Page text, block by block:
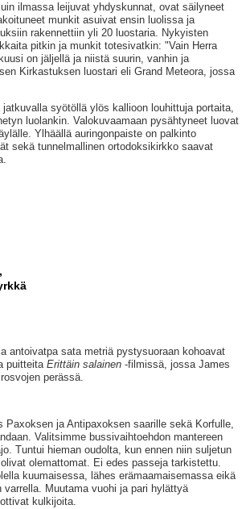
ilmassa leijuvat yhdyskunnat, ovat säilyneet
munkit asuivat ensin luolissa ja
rakennettiin yli 20 luostaria. Nykyisten
pitkin ja munkit totesivatkin: "Vain Herra
on jäljellä ja niistä suurin, vanhin ja
Kirkastuksen luostari eli Grand Meteora, jossa
syötöllä ylös kallioon louhittuja portaita,
luolankin. Valokuvaamaan pysähtyneet luovat
Ylhäällä auringonpaiste on palkinto
sekä tunnelmallinen ortodoksikirkko saavat
antoivatpa sata metriä pystysuoraan kohoavat
puitteita Erittäin salainen -filmissä, jossa James
perässä.
Paxoksen ja Antipaxoksen saarille sekä Korfulle,
Valitsimme bussivaihtoehdon mantereen
Tuntui hieman oudolta, kun ennen niin suljetun
olemattomat. Ei edes passeja tarkistettu.
kuumaisessa, lähes erämaamaisemassa eikä
Muutama vuohi ja pari hylättyä
kulkijoita.